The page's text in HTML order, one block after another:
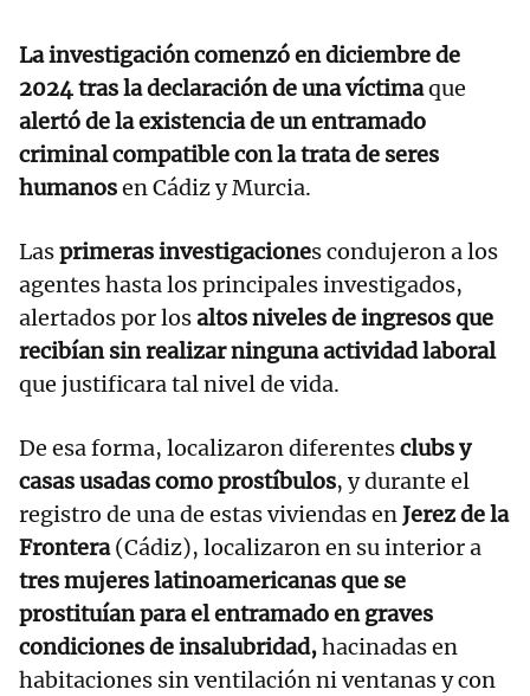
La investigación comenzó en diciembre de
2024 tras la declaración de una víctimaque
alertó de la existencia de un entramado
criminal compatible con la trata de seres
humanosen Cádiz y Murcia.
Lasprimeras investigaciones condujeron a los
agentes hasta los principales investigados,
alertados por losaltos niveles de ingresos que
recibían sin realizar ninguna actividad laboral
que justificara tal nivel de vida.
De esa forma, localizaron diferentesclubs y
casas usadas como prostíbulos, y durante el
registro de una de estas viviendas enJerez de la
Frontera(Cádiz), localizaron en su interior a
tres mujeres latinoamericanas que se
prostituían para el entramado en graves
condiciones de insalubridad,hacinadas en
habitaciones sin ventilación ni ventanas y con